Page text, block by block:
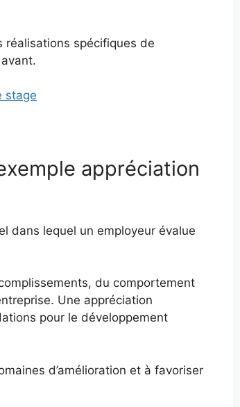
réalisations spécifiques de
stage
appréciation
dans lequel un employeur évalue
du comportement
Une appréciation
pour le développement
d’amélioration et à favoriser